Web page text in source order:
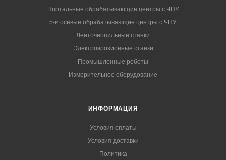
Портальные обрабатывающие центры с ЧПУ
5-и осевые обрабатывающие центры с ЧПУ
Ленточнопильные станки
Электроэрозионные станки
Промышленные роботы
Измерительное оборудование
ИНФОРМАЦИЯ
Условия оплаты
Условия доставки
Политика